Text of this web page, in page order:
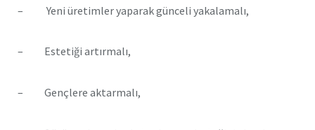
– Yeni üretimler yaparak günceli yakalamalı,
– Estetiği artırmalı,
– Gençlere aktarmalı,